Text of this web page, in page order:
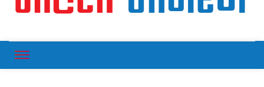
Mahilajagaran